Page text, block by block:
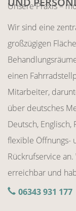
Unsere Praxis –
Wir sind eine
großzügigen
einen
Mitarbeiter,
über deutsches
Deutsch,
flexible Öffnungs-
Rückrufservice
erreichbar und
06343 931 177